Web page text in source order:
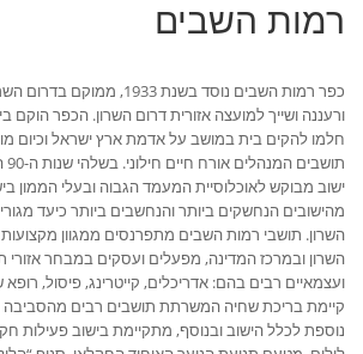
רמות השבים
כפר רמות השבים נוסד בשנת
ורעננה ושייך למועצה אזורית דרום השרון. הכפר הוקם
ישוב מבוקש לאוכלוסיית המעמד הגבוה ובעלי הממון
מהישובים הנחשקים ביותר והנחשבים ביותר כיעד
השרון. תושבי רמות השבים מתפרנסים ממגוון מקצועות
השרון ובמרכז המדינה, מפעלים ועסקים במבחר
ועצמאיים רבים בהם: אדריכלים, קייטרינג, פיסול, רופא
קיימת בריכת שחיה המשרתת תושבים רבים מהסביבה
נוספת לכלל הישוב ובנוסף, מתקיימת בישוב פעילות